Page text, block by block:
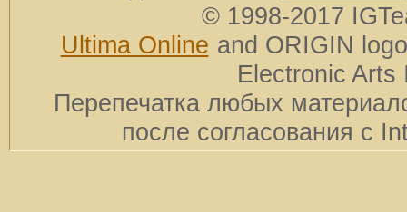
© 1998-2017
Ultima Online and ORIGIN
Electronic Arts
Перепечатка любых
после согласования с